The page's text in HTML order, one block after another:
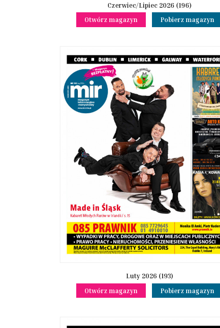
Czerwiec/Lipiec 2026 (196)
Otwórz magazyn
Pobierz magazyn
Luty 2026 (193)
Otwórz magazyn
Pobierz magazyn